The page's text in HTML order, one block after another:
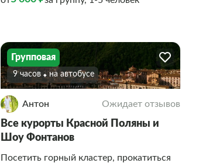
Групповая
9 часов На автобусе
Антон Ожидает отзывов
Все курорты Красной Поляны и
Шоу Фонтанов
Посетить горный кластер, прокатиться